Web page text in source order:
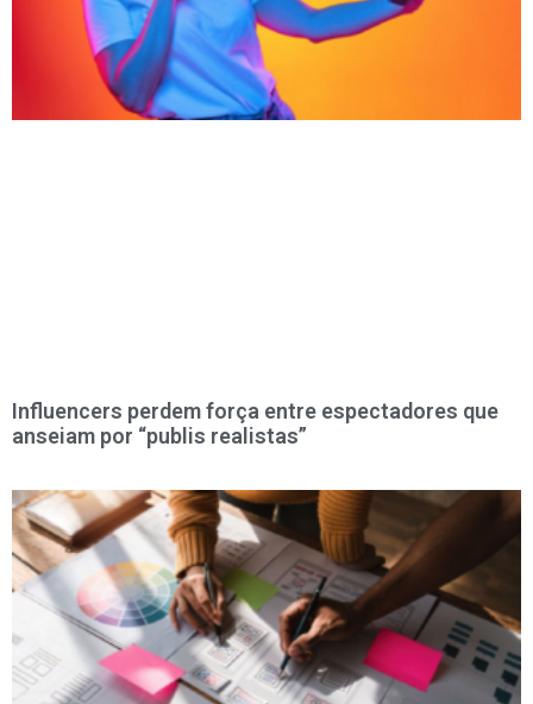
Influencers perdem força entre espectadores que
anseiam por “publis realistas”